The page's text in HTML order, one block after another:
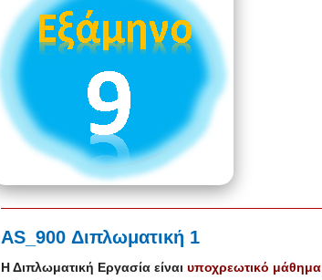
AS_900 Διπλωματική 1
Η Διπλωματική Εργασία είναι υποχρεωτικό μάθημα